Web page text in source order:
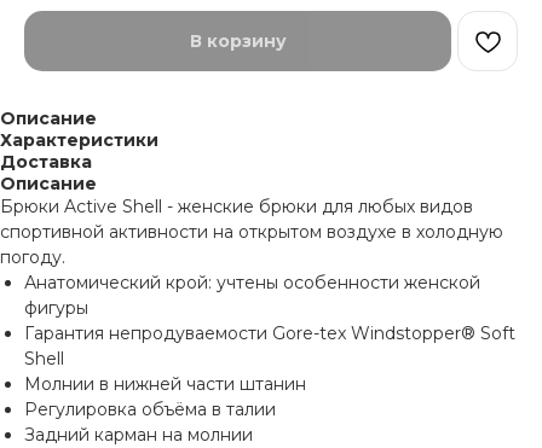
В корзину
Описание
Характеристики
Доставка
Описание
Брюки Active Shell - женские брюки для любых видов
спортивной активности на открытом воздухе в холодную
погоду.
Анатомический крой: учтены особенности женской
фигуры
Гарантия непродуваемости Gore-tex Windstopper® Soft
Shell
Молнии в нижней части штанин
Регулировка объёма в талии
Задний карман на молнии